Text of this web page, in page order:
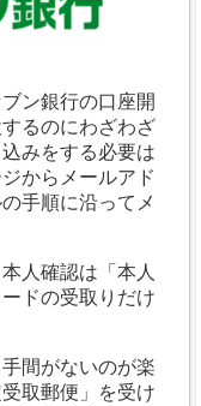
ン銀行の口座開
るのにわざわざ
みをする必要は
からメールアド
手順に沿ってメ
人確認は「本人
ドの受取りだけ
間がないのが楽
取郵便」を受け